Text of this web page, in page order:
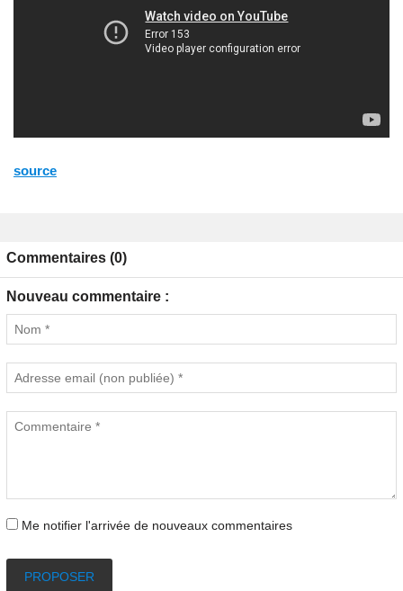
source
Commentaires (0)
Nouveau commentaire :
Me notifier l'arrivée de nouveaux commentaires
PROPOSER